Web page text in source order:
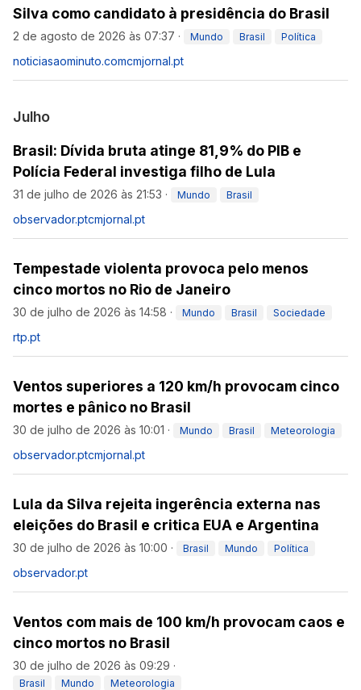
Silva como candidato à presidência do Brasil
2 de agosto de 2026 às 07:37 · Mundo Brasil Política
noticiasaominuto.comcmjornal.pt
Julho
Brasil: Dívida bruta atinge 81,9% do PIB e
Polícia Federal investiga filho de Lula
31 de julho de 2026 às 21:53 · Mundo Brasil
observador.ptcmjornal.pt
Tempestade violenta provoca pelo menos
cinco mortos no Rio de Janeiro
30 de julho de 2026 às 14:58 · Mundo Brasil Sociedade
rtp.pt
Ventos superiores a 120 km/h provocam cinco
mortes e pânico no Brasil
30 de julho de 2026 às 10:01 · Mundo Brasil Meteorologia
observador.ptcmjornal.pt
Lula da Silva rejeita ingerência externa nas
eleições do Brasil e critica EUA e Argentina
30 de julho de 2026 às 10:00 · Brasil Mundo Política
observador.pt
Ventos com mais de 100 km/h provocam caos e
cinco mortos no Brasil
30 de julho de 2026 às 09:29 ·
Brasil Mundo Meteorologia